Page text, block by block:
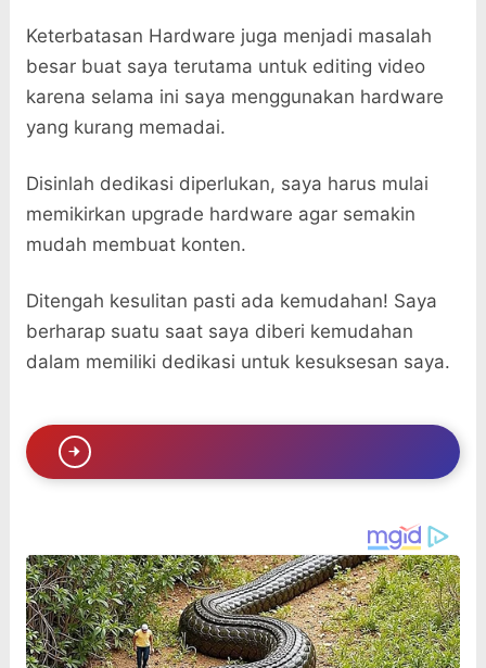
Keterbatasan Hardware juga menjadi masalah
besar buat saya terutama untuk editing video
karena selama ini saya menggunakan hardware
yang kurang memadai.
Disinlah dedikasi diperlukan, saya harus mulai
memikirkan upgrade hardware agar semakin
mudah membuat konten.
Ditengah kesulitan pasti ada kemudahan! Saya
berharap suatu saat saya diberi kemudahan
dalam memiliki dedikasi untuk kesuksesan saya.